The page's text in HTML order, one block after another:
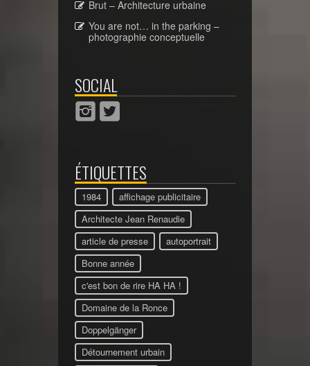
Brut – Architecture urbaine
You are not… in the parking –
photographie conceptuelle
SOCIAL
ÉTIQUETTES
1984
affichage publicitaire
Architecte Jean Renaudie
article de presse
autoportrait
Bonne année
c'est bon de rire HA HA !
Domaine de la Ronce
Doppelgänger
Détournement urbain